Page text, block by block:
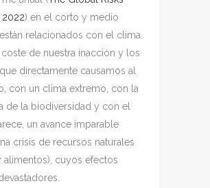
2022) en el corto y medio
relacionados con el clima.
de nuestra inacción y los
directamente causamos al
con un clima extremo, con la
de la biodiversidad y con el
un avance imparable
crisis de recursos naturales
alimentos), cuyos efectos